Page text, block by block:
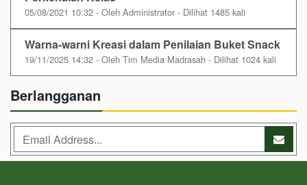
05/08/2021 10:32 - Oleh Administrator - Dilihat 1485 kali
Warna-warni Kreasi dalam Penilaian Buket Snack
19/11/2025 14:32 - Oleh Tim Media Madrasah - Dilihat 1024 kali
Berlangganan